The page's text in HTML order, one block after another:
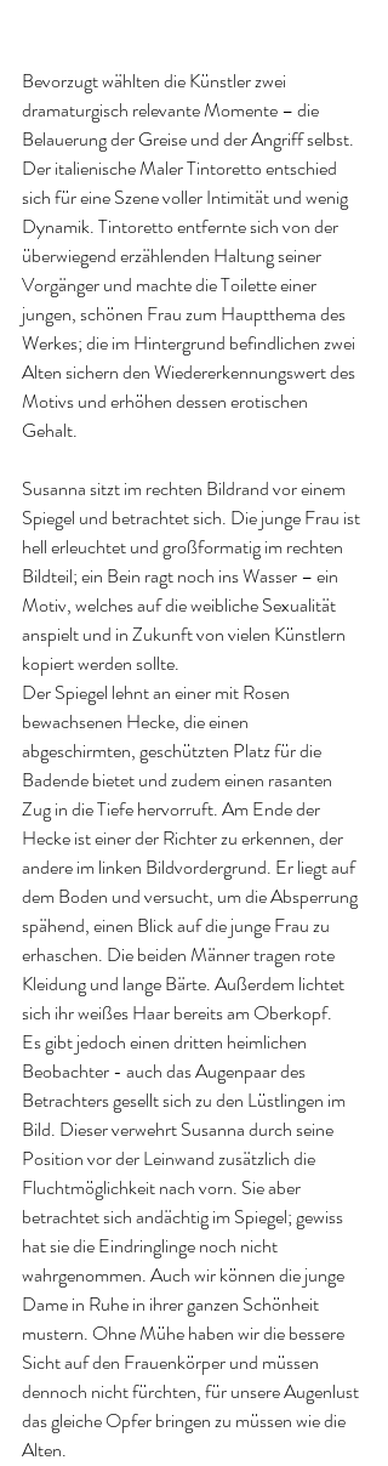
Bevorzugt wählten die Künstler zwei
dramaturgisch relevante Momente – die
Belauerung der Greise und der Angriff selbst.
Der italienische Maler Tintoretto entschied
sich für eine Szene voller Intimität und wenig
Dynamik. Tintoretto entfernte sich von der
überwiegend erzählenden Haltung seiner
Vorgänger und machte die Toilette einer
jungen, schönen Frau zum Hauptthema des
Werkes; die im Hintergrund befindlichen zwei
Alten sichern den Wiedererkennungswert des
Motivs und erhöhen dessen erotischen
Gehalt.
Susanna sitzt im rechten Bildrand vor einem
Spiegel und betrachtet sich. Die junge Frau ist
hell erleuchtet und großformatig im rechten
Bildteil; ein Bein ragt noch ins Wasser – ein
Motiv, welches auf die weibliche Sexualität
anspielt und in Zukunft von vielen Künstlern
kopiert werden sollte.
Der Spiegel lehnt an einer mit Rosen
bewachsenen Hecke, die einen
abgeschirmten, geschützten Platz für die
Badende bietet und zudem einen rasanten
Zug in die Tiefe hervorruft. Am Ende der
Hecke ist einer der Richter zu erkennen, der
andere im linken Bildvordergrund. Er liegt auf
dem Boden und versucht, um die Absperrung
spähend, einen Blick auf die junge Frau zu
erhaschen. Die beiden Männer tragen rote
Kleidung und lange Bärte. Außerdem lichtet
sich ihr weißes Haar bereits am Oberkopf.
Es gibt jedoch einen dritten heimlichen
Beobachter - auch das Augenpaar des
Betrachters gesellt sich zu den Lüstlingen im
Bild. Dieser verwehrt Susanna durch seine
Position vor der Leinwand zusätzlich die
Fluchtmöglichkeit nach vorn. Sie aber
betrachtet sich andächtig im Spiegel; gewiss
hat sie die Eindringlinge noch nicht
wahrgenommen. Auch wir können die junge
Dame in Ruhe in ihrer ganzen Schönheit
mustern. Ohne Mühe haben wir die bessere
Sicht auf den Frauenkörper und müssen
dennoch nicht fürchten, für unsere Augenlust
das gleiche Opfer bringen zu müssen wie die
Alten.